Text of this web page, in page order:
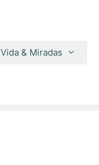
Vida & Miradas